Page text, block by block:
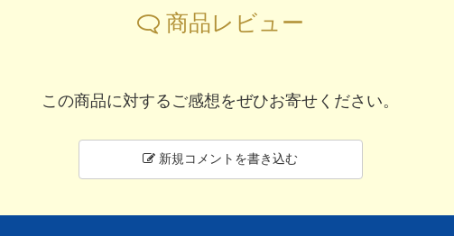
商品レビュー
この商品に対するご感想をぜひお寄せください。
新規コメントを書き込む